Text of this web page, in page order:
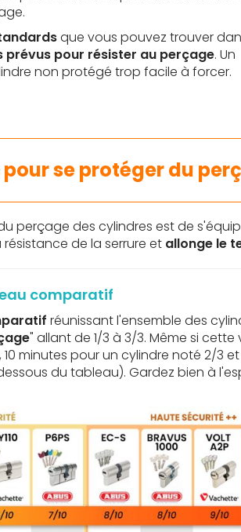
que vous pouvez trouver
prévus pour résister au perçage. Un
non protégé trop facile à forcer.
se protéger du
perçage des cylindres est de
de la serrure et allonge le
comparatif
réunissant l'ensemble des
" allant de 1/3 à 3/3. Même si
minutes pour un cylindre noté 2/3
du tableau). Gardez bien à